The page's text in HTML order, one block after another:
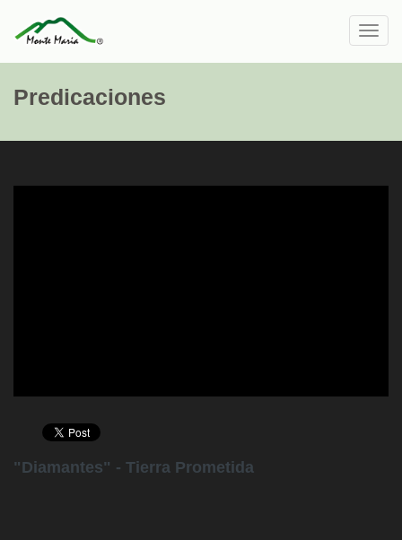
Predicaciones
"Diamantes" - Tierra Prometida